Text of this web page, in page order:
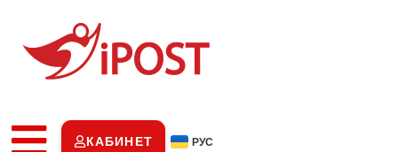
КАБИНЕТ РУС